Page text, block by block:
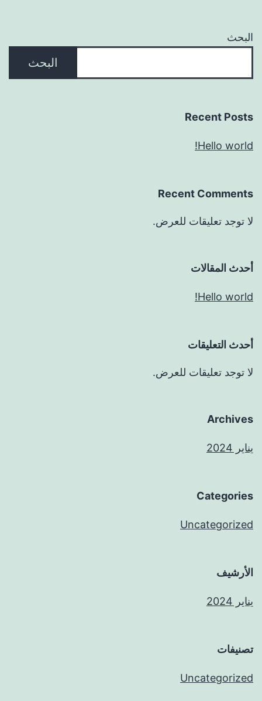
البحث
البحث
Recent Posts
Hello world!
Recent Comments
لا توجد تعليقات للعرض.
أحدث المقالات
Hello world!
أحدث التعليقات
لا توجد تعليقات للعرض.
Archives
يناير 2024
Categories
Uncategorized
الأرشيف
يناير 2024
تصنيفات
Uncategorized